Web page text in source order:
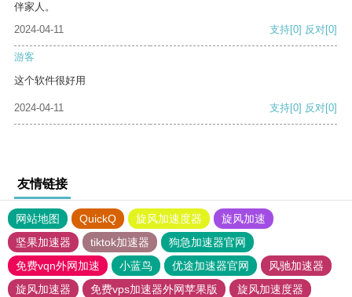
伴家人。
2024-04-11
支持[0] 反对[0]
游客
这个软件很好用
2024-04-11 支持[0] 反对[0]
友情链接
网站地图 QuickQ 旋风加速度器
旋风加速
坚果加速器
tiktok加速器
狗急加速器官网
免费vqn外网加速
小蓝鸟 优途加速器官网
风驰加速器
旋风加速器
免费vps加速器外网苹果版
旋风加速度器